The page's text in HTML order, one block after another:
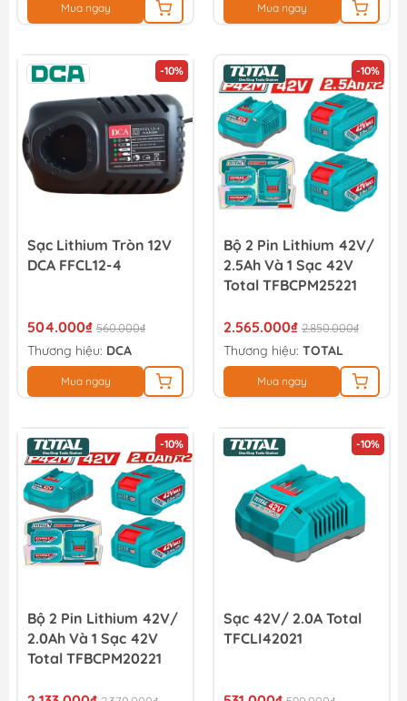
Mua ngay Mua ngay
-10%
Sạc Lithium Tròn 12V
DCA FFCL12-4
504.000₫ 560.000₫
Thương hiệu: DCA
Mua ngay
-10%
Bộ 2 Pin Lithium 42V/
2.5Ah Và 1 Sạc 42V
Total TFBCPM25221
2.565.000₫ 2.850.000₫
Thương hiệu: TOTAL
Mua ngay
-10%
Bộ 2 Pin Lithium 42V/
2.0Ah Và 1 Sạc 42V
Total TFBCPM20221
-10%
Sạc 42V/ 2.0A Total
TFCLI42021